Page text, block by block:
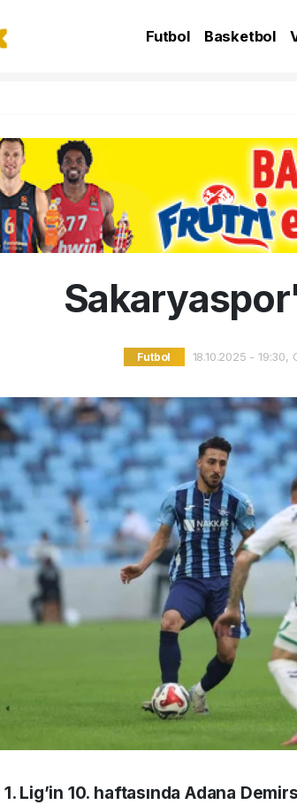
Futbol Basketbol
Futbol 18.10.2025 - 19:30,
Lig’in 10. haftasında Adana